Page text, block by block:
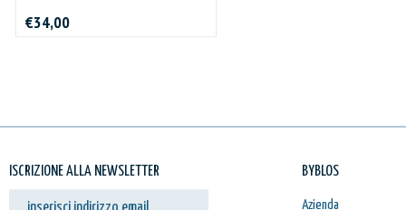
€34,00
ISCRIZIONE ALLA NEWSLETTER BYBLOS
Azienda